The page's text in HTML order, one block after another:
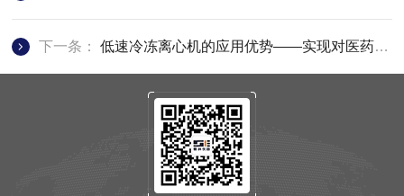
下一条：低速冷冻离心机的应用优势——实现对医药行业快速的冷冻分离功效